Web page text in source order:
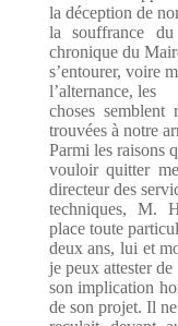
la déception de
la souffrance du
chronique du
s’entourer, voire
l’alternance, les
choses
trouvées à notre
Parmi les raisons
vouloir quitter
directeur des
techniques, M.
place toute
deux ans, lui et
je peux attester de
son implication
de son projet. Il ne